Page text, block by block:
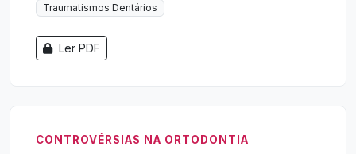
Traumatismos Dentários
Ler PDF
CONTROVÉRSIAS NA ORTODONTIA